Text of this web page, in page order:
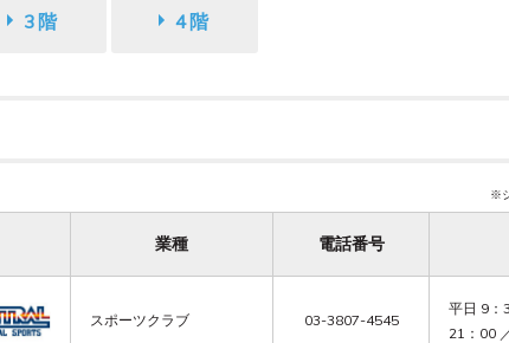
3階 4階
※
業種 電話番号
スポーツクラブ 03-3807-4545
平日 9：
21：00